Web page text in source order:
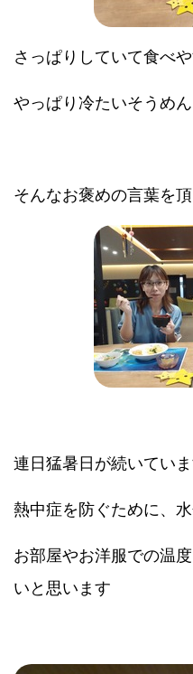
さっぱりしていて食べや
やっぱり冷たいそうめ
そんなお褒めの言葉を
連日猛暑日が続いてい
熱中症を防ぐために、
お部屋やお洋服での温
いと思います